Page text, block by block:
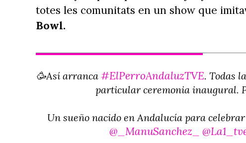
totes les comunitats en un show que
Bowl.
🥳Así arranca #ElPerroAndaluzTVE. Todas
particular ceremonia inaugural.
Un sueño nacido en Andalucía para
@_ManuSanchez_